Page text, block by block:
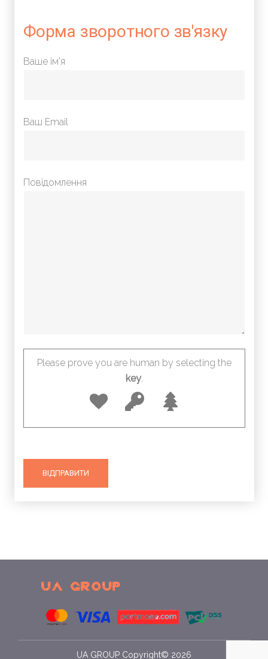
Форма зворотного зв'язку
Ваше ім'я
Ваш Email
Повідомлення
Please prove you are human by selecting the
key.
UA GROUP Copyright© 2026